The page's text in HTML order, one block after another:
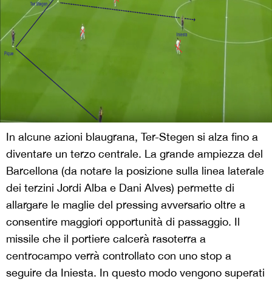
In alcune azioni blaugrana, Ter-Stegen si alza fino a
diventare un terzo centrale. La grande ampiezza del
Barcellona (da notare la posizione sulla linea laterale
dei terzini Jordi Alba e Dani Alves) permette di
allargare le maglie del pressing avversario oltre a
consentire maggiori opportunità di passaggio. Il
missile che il portiere calcerà rasoterra a
centrocampo verrà controllato con uno stop a
seguire da Iniesta. In questo modo vengono superati